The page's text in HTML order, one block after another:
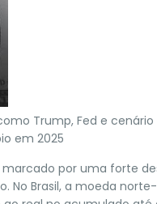
Trump, Fed e cenário
em 2025
marcado por uma forte
No Brasil, a moeda